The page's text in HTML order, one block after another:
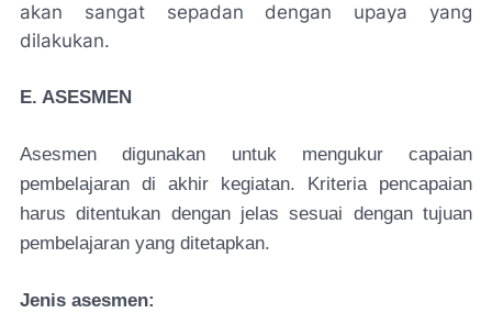
akan sangat sepadan dengan upaya yang
dilakukan.
E. ASESMEN
Asesmen digunakan untuk mengukur capaian
pembelajaran di akhir kegiatan. Kriteria pencapaian
harus ditentukan dengan jelas sesuai dengan tujuan
pembelajaran yang ditetapkan.
Jenis asesmen: